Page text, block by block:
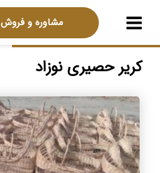
مشاوره و فروش
کریر حصیری نوزاد